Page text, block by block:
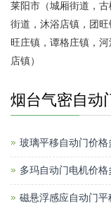
莱阳市（城厢街道，
街道，沐浴店镇，团
旺庄镇，谭格庄镇，
店镇）
烟台气密自动
玻璃平移自动门价格
多玛自动门电机价格
磁悬浮感应自动门平